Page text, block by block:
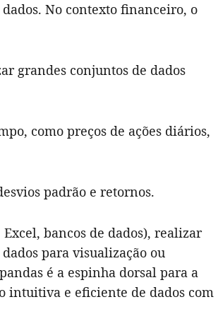
No contexto financeiro, o
grandes conjuntos de dados
como preços de ações diários,
padrão e retornos.
bancos de dados), realizar
para visualização ou
é a espinha dorsal para a
intuitiva e eficiente de dados com